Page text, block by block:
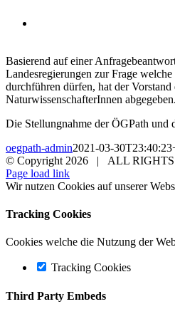
Basierend auf einer
Landesregierungen zur Frage
durchführen dürfen, hat der
NaturwissenschafterInnen abgegeben.
Die Stellungnahme der ÖGPath
oegpath-admin2021-03-
© Copyright 2026 | ALL RIGHTS
Page load link
Wir nutzen Cookies auf unserer
Tracking Cookies
Cookies welche die Nutzung der
Tracking Cookies
Third Party Embeds